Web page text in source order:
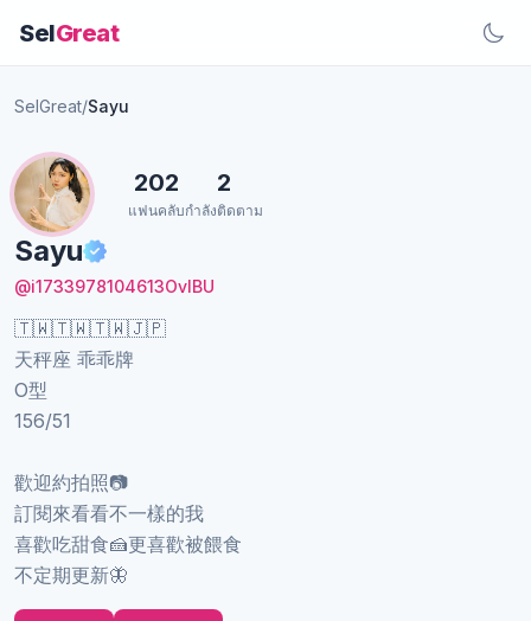
SelGreat
SelGreat/Sayu
Sayu
@i1733978104613OvIBU
🇹🇼🇹🇼🇹🇼🇯🇵
天秤座 乖乖牌
O型
156/51
歡迎約拍照📷
訂閱來看看不一樣的我
喜歡吃甜食🍰更喜歡被餵食
不定期更新🦋
202
แฟนคลับ
2
กำลังติดตาม